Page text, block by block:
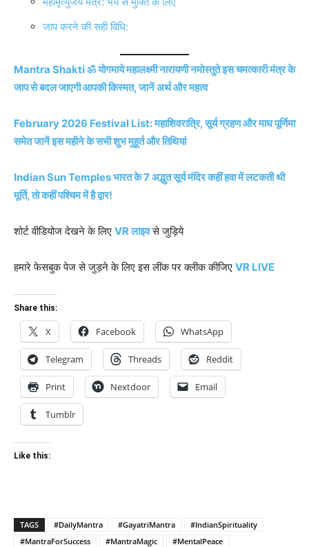
जाप करने की सही विधि:
Mantra Shakti ॐ योगमाये महालक्ष्मी नारायणी नमोस्तुते इस चमत्कारी मंत्र के
जाप से बदल जाएगी आपकी किस्मत, जानें अर्थ और महत्व
February 2026 Festival List: महाशिवरात्रि, सूर्य ग्रहण और माघ पूर्णिमा
समेत जानें इस महीने के सभी शुभ मुहूर्त और तिथियां
Indian Sun Temples भारत के 7 अद्भुत सूर्य मंदिर कहीं हवा में लटकती थी
मूर्ति, तो कहीं पश्चिम में है द्वार!
शोर्ट वीडियोज देखने के लिए VR लाइवसे जुड़िये
हमारे फेसबुक पेज से जुड़ने के लिए इस लींक पर क्लीक कीजिए VR LIVE
Share this:
X Facebook WhatsApp
Telegram Threads Reddit
Print Nextdoor Email
Tumblr
Like this:
TAGS #DailyMantra #GayatriMantra
#IndianSpirituality
#MantraForSuccess
#MantraMagic
#MentalPeace